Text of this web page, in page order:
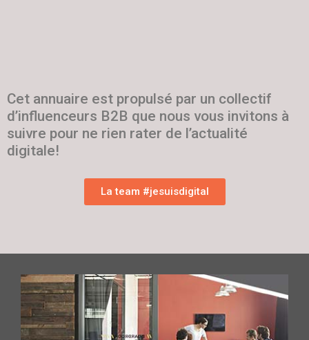
Cet annuaire est propulsé par un collectif
d’influenceurs B2B que nous vous invitons à
suivre pour ne rien rater de l’actualité
digitale!
La team #jesuisdigital